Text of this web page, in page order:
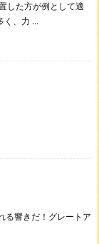
した方が例として適
く、力 ...
る響きだ！グレートア